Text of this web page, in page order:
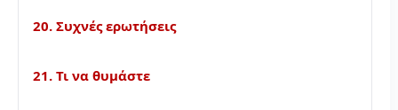
20. Συχνές ερωτήσεις
21. Τι να θυμάστε